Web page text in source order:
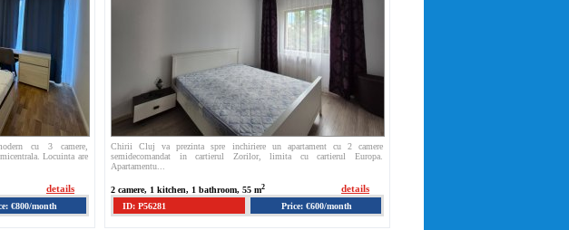
cu 3 camere,
Locuinta are
details
€800/month
Chirii Cluj va prezinta spre inchiriere un apartament cu 2 camere
semidecomandat in cartierul Zorilor, limita cu cartierul Europa.
Apartamentu...
2 camere, 1 kitchen, 1 bathroom, 55 m2 details
ID: P56281 Price: €600/month